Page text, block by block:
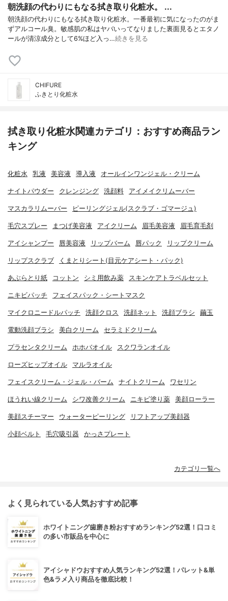
朝洗顔の代わりにもなる拭き取り化粧水。 ...
朝洗顔の代わりにもなる拭き取り化粧水。一番最初に気になったのがま
ずアルコール臭。敏感肌の私はヤバいってなりました裏面見るとエタノ
ールが清涼成分として6%ほど入っ…続きを見る
CHIFURE
ふきとり化粧水
拭き取り化粧水関連カテゴリ：おすすめ商品ラン
キング
化粧水 乳液 美容液 導入液 オールインワンジェル・クリーム
ナイトパウダー クレンジング 洗顔料 アイメイクリムーバー
マスカラリムーバー ピーリングジェル(スクラブ・ゴマージュ)
毛穴スプレー まつげ美容液 アイクリーム 眉毛美容液 眉毛育毛剤
アイシャンプー 唇美容液 リップバーム 唇パック リップクリーム
リップスクラブ くまとりシート(目元ケアシート・パック)
あぶらとり紙 コットン シミ用飲み薬 スキンケアトラベルセット
ニキビパッチ フェイスパック・シートマスク
マイクロニードルパッチ 洗顔クロス 洗顔ネット 洗顔ブラシ 繭玉
電動洗顔ブラシ 美白クリーム セラミドクリーム
プラセンタクリーム ホホバオイル スクワランオイル
ローズヒップオイル マルラオイル
フェイスクリーム・ジェル・バーム ナイトクリーム ワセリン
ほうれい線クリーム シワ改善クリーム ニキビ塗り薬 美顔ローラー
美顔スチーマー ウォーターピーリング リフトアップ美顔器
小顔ベルト 毛穴吸引器 かっさプレート
カテゴリ一覧へ
よく見られている人気おすすめ記事
ホワイトニング歯磨き粉おすすめランキング52選！口コミ
の多い市販品を中心に
アイシャドウおすすめ人気ランキング52選！パレット&単
色&ラメ入り商品を徹底比較！